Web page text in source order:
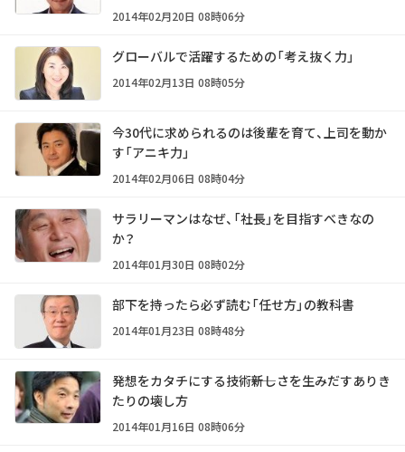
2014年02月20日 08時06分
グローバルで活躍するための「考え抜く力」
2014年02月13日 08時05分
今30代に求められるのは後輩を育て、上司を動か
す「アニキ力」
2014年02月06日 08時04分
サラリーマンはなぜ、「社長」を目指すべきなの
か？
2014年01月30日 08時02分
部下を持ったら必ず読む「任せ方」の教科書
2014年01月23日 08時48分
発想をカタチにする技術――新しさを生みだすありき
たりの壊し方
2014年01月16日 08時06分